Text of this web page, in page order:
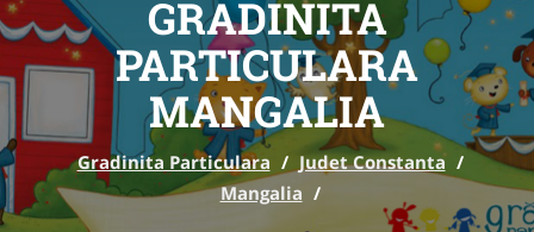
GRADINITA
PARTICULARA
MANGALIA
Gradinita Particulara / Judet Constanta /
Mangalia /